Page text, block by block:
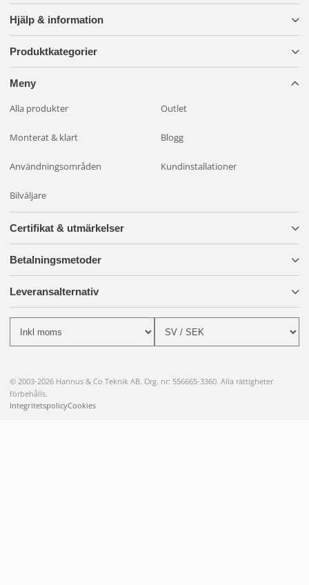
högre strömbelastning.
Utvecklade för professionella applikationer
Dessa verktyg används brett inom:
Fordonsel (Deutsch DT / DTM / DTP-serier)
Marininstallationer
Entreprenadmaskiner
Tunga maskiner och industri
De är särskilt lämpade för closed-barrel aviation pins där
Robust konstruktion och ergonomisk design
Varje verktyg är byggt för daglig användning med:
4-way indent, 8-impression crimpprofil
Stabil metallkonstruktion
Kompakt design för verkstad och fältarbete
och lång livslängd.
FAQ
Hjälp & information
Produktkategorier
Meny
Alla produkter Outlet
Monterat & klart Blogg
Användningsområden Kundinstallationer
Bilväljare
Certifikat & utmärkelser
Betalningsmetoder
Leveransalternativ
© 2003-2026 Hannus & Co Teknik AB. Org. nr: 556665-3360. Alla rättigheter
förbehålls.
IntegritetspolicyCookies